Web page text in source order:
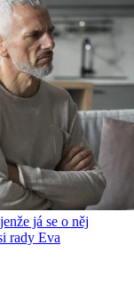
já se o něj
rady Eva